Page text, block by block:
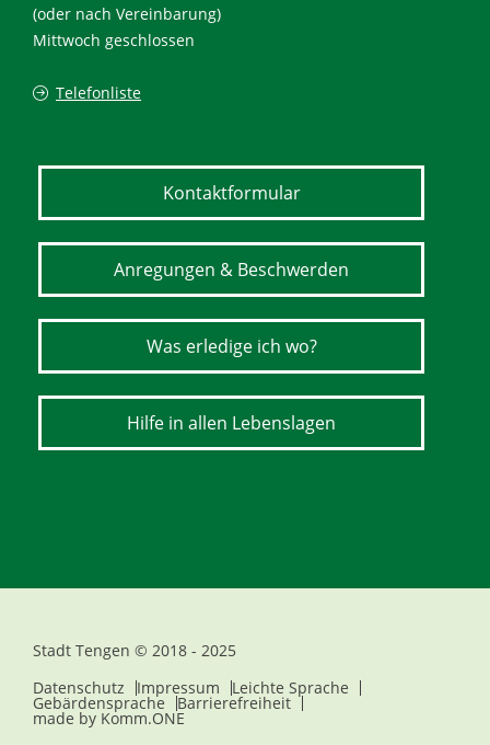
(oder nach Vereinbarung)
Mittwoch geschlossen
Telefonliste
Kontaktformular
Anregungen & Beschwerden
Was erledige ich wo?
Hilfe in allen Lebenslagen
Stadt Tengen © 2018 - 2025
Datenschutz
Impressum Leichte Sprache
Gebärdensprache Barrierefreiheit
made by Komm.ONE